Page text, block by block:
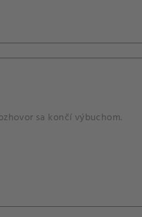
sa končí výbuchom.